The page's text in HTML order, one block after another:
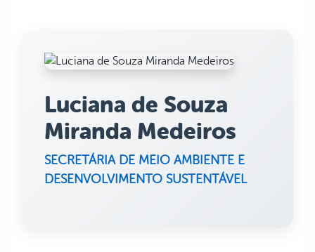
Luciana de Souza
Miranda Medeiros
SECRETÁRIA DE MEIO AMBIENTE E
DESENVOLVIMENTO SUSTENTÁVEL